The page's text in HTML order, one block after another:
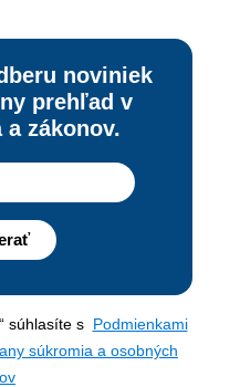
noviniek
prehľad v
zákonov.
súhlasíte s Podmienkami
súkromia a osobných